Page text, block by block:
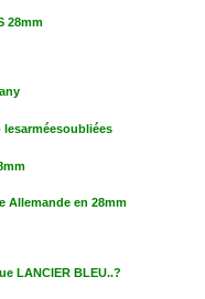
28mm
Allemande en 28mm
LANCIER BLEU..?